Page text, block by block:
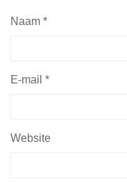
Naam *
E-mail *
Website